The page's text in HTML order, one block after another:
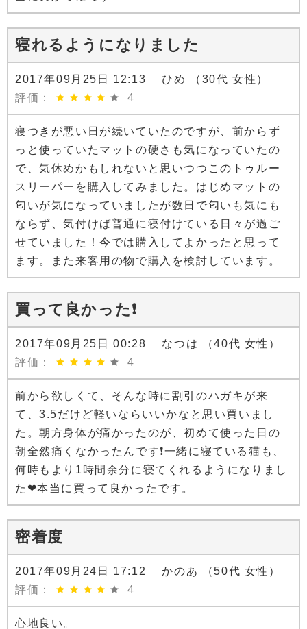
寝れるようになりました
2017年09月25日 12:13 ひめ （30代 女性）
評価：
4
寝つきが悪い日が続いていたのですが、前からず
っと使っていたマットの硬さも気になっていたの
で、気休めかもしれないと思いつつこのトゥルー
スリーパーを購入してみました。はじめマットの
匂いが気になっていましたが数日で匂いも気にも
ならず、気付けば普通に寝付けている日々が過ご
せていました！今では購入してよかったと思って
ます。また来客用の物で購入を検討しています。
買って良かった❗
2017年09月25日 00:28 なつは （40代 女性）
評価：
4
前から欲しくて、そんな時に割引のハガキが来
て、3.5だけど軽いならいいかなと思い買いまし
た。朝方身体が痛かったのが、初めて使った日の
朝全然痛くなかったんです❗一緒に寝ている猫も、
何時もより1時間余分に寝てくれるようになりまし
た❤本当に買って良かったです。
密着度
2017年09月24日 17:12 かのあ （50代 女性）
評価：
4
心地良い。